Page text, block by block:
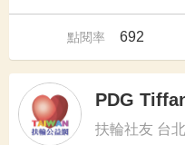
點閱率 692
PDG
扶輪社友 台